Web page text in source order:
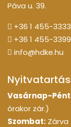
Páva u. 39.
+36 1 455-3333
+36 1 455-3399
info@hdke.hu
Nyitvatartás
Vasárnap-
órakor zár.)
Szombat: Zárva